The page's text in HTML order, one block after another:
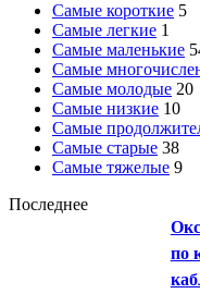
Самые короткие 5
Самые легкие 1
Самые маленькие
Самые
Самые молодые 20
Самые низкие 10
Самые
Самые старые 38
Самые тяжелые 9
Последнее
по